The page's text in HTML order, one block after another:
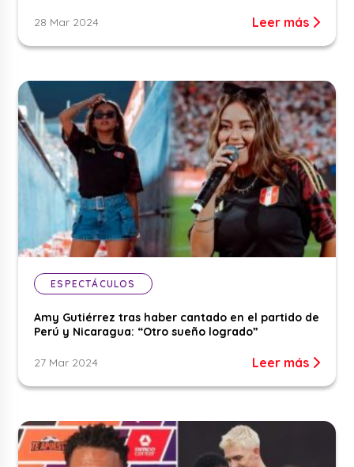
28 Mar 2024 Leer más
ESPECTÁCULOS
Amy Gutiérrez tras haber cantado en el partido de
Perú y Nicaragua: “Otro sueño logrado”
27 Mar 2024 Leer más